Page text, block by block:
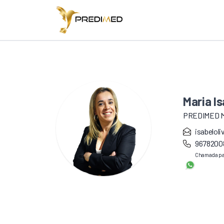
Maria
PREDIMED
Chamada